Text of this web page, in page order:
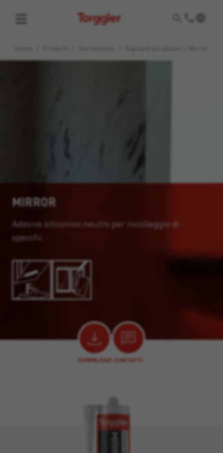
Torggler
MIRROR
Adesivo siliconico neutro per incollaggio di
specchi.
DOWNLOAD CONTATTI